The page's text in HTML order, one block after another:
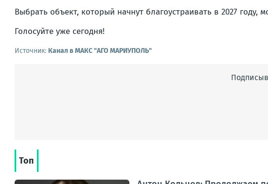
Выбрать объект, который начнут благоустраивать в 2027 году,
Голосуйте уже сегодня!
Источник: Канал в МАКС "АГО МАРИУПОЛЬ"
Топ